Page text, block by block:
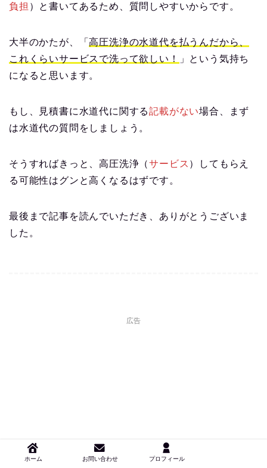
負担 ）と書いてあるため、質問しやすいからです。
大半のかたが、「高圧洗浄の水道代を払うんだから、
これくらいサービスで洗って欲しい！
」という気持ち
になると思います。
もし、見積書に水道代に関する記載がない場合、まず
は水道代の質問をしましょう。
そうすればきっと、高圧洗浄（サービス ）してもらえ
る可能性はグンと高くなるはずです。
最後まで記事を読んでいただき、ありがとうございま
した。
広告
ホーム お問い合わせ プロフィール